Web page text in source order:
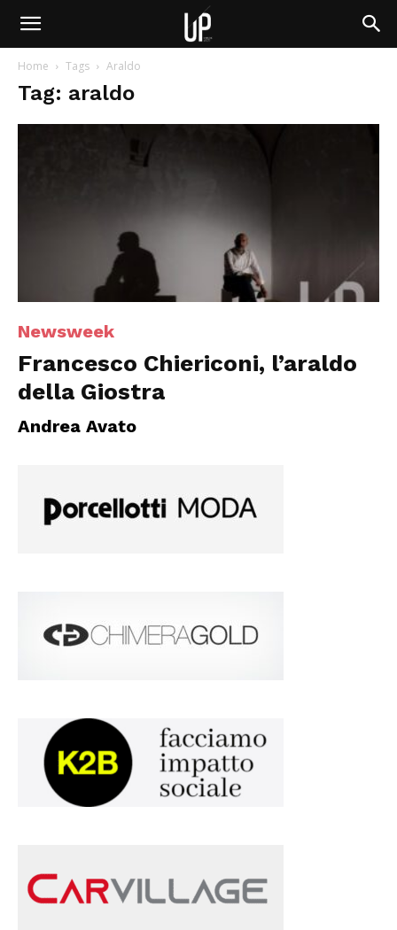
Home Tags Araldo
Tag: araldo
Newsweek
Francesco Chiericoni, l’araldo
della Giostra
Andrea Avato